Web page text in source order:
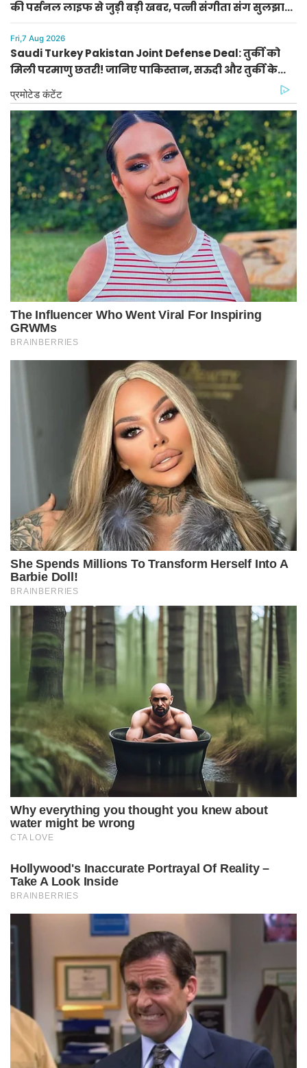
की पर्सनल लाइफ से जुड़ी बड़ी खबर, पत्नी संगीता संग सुलझा
विवाद
Fri,7 Aug 2026
Saudi Turkey Pakistan Joint Defense Deal: तुर्की को
मिली परमाणु छतरी! जानिए पाकिस्तान, सऊदी और तुर्की के
सैन्य गठबंधन के मायने